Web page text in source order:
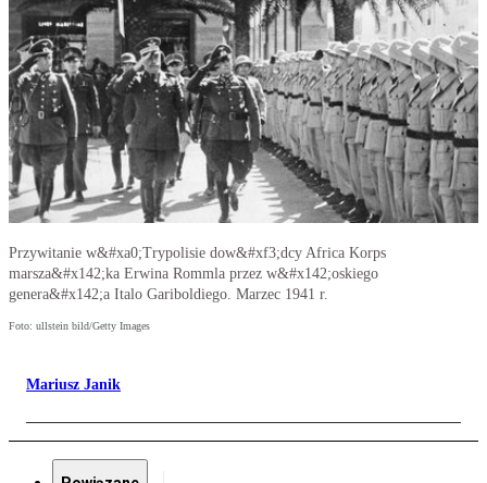
Przywitanie w&#xa0;Trypolisie dow&#xf3;dcy Africa Korps
marsza&#x142;ka Erwina Rommla przez w&#x142;oskiego
genera&#x142;a Italo Gariboldiego. Marzec 1941 r.
Foto: ullstein bild/Getty Images
Mariusz Janik